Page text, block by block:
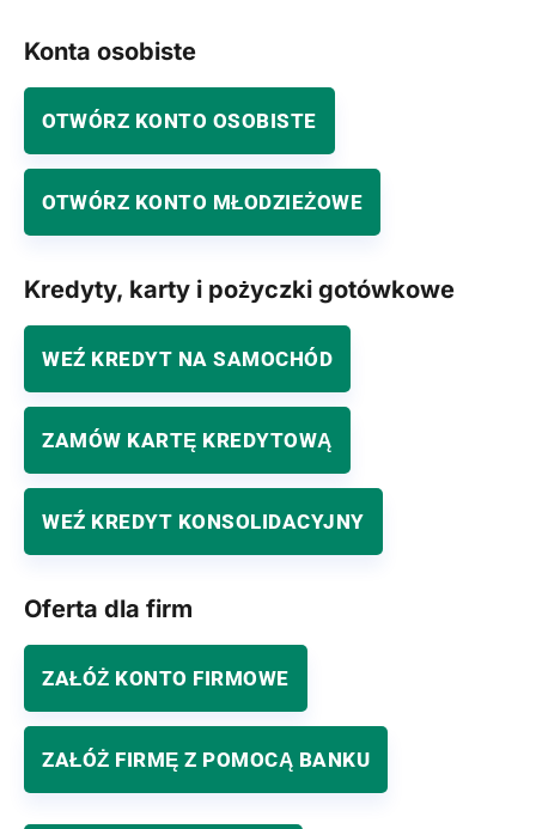
Konta osobiste
OTWÓRZ KONTO OSOBISTE
OTWÓRZ KONTO MŁODZIEŻOWE
Kredyty, karty i pożyczki gotówkowe
WEŹ KREDYT NA SAMOCHÓD
ZAMÓW KARTĘ KREDYTOWĄ
WEŹ KREDYT KONSOLIDACYJNY
Oferta dla firm
ZAŁÓŻ KONTO FIRMOWE
ZAŁÓŻ FIRMĘ Z POMOCĄ BANKU